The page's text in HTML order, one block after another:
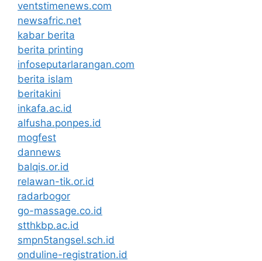
ventstimenews.com
newsafric.net
kabar berita
berita printing
infoseputarlarangan.com
berita islam
beritakini
inkafa.ac.id
alfusha.ponpes.id
mogfest
dannews
balqis.or.id
relawan-tik.or.id
radarbogor
go-massage.co.id
stthkbp.ac.id
smpn5tangsel.sch.id
onduline-registration.id